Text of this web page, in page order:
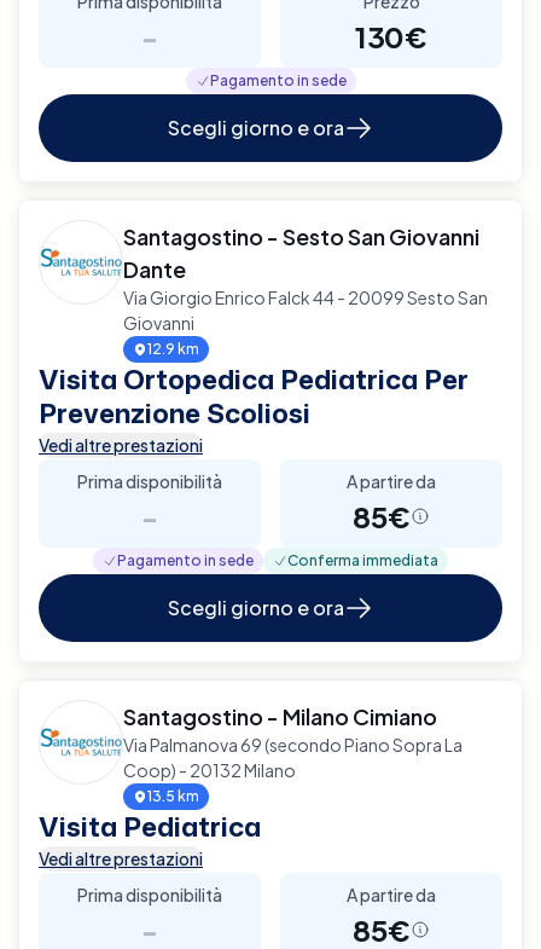
- 130€
Pagamento in sede
Scegli giorno e ora
Santagostino - Sesto San Giovanni
Dante
Via Giorgio Enrico Falck 44 - 20099 Sesto San
Giovanni
12.9 km
Visita Ortopedica Pediatrica Per
Prevenzione Scoliosi
Vedi altre prestazioni
Prima disponibilità
-
A partire da
85€
Pagamento in sede Conferma immediata
Scegli giorno e ora
Santagostino - Milano Cimiano
Via Palmanova 69 (secondo Piano Sopra La
Coop) - 20132 Milano
13.5 km
Visita Pediatrica
Vedi altre prestazioni
Prima disponibilità
-
A partire da
85€